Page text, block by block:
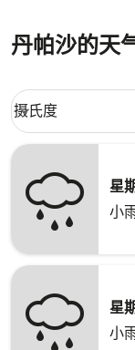
丹帕沙的天
Weather unit
摄氏度
keyboard_arrow_down
星
小
星
小